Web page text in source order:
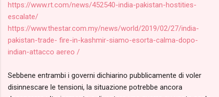
https://www.rt.com/news/452540-india-pakistan-hostities-
escalate/
https://www.thestar.com.my/news/world/2019/02/27/india-
pakistan-trade- fire-in-kashmir-siamo-esorta-calma-dopo-
indian-attacco aereo /
Sebbene entrambi i governi dichiarino pubblicamente di voler
disinnescare le tensioni, la situazione potrebbe ancora